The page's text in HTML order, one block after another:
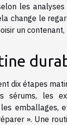
les
change le
un
dix étapes
sérums, les
les emballages,
». Une